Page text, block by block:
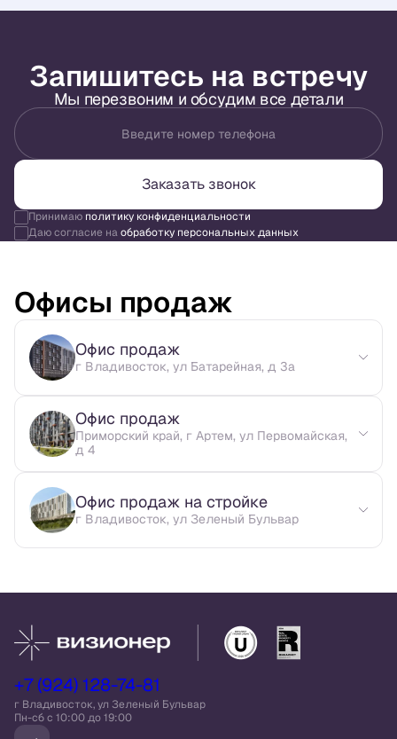
Запишитесь на встречу
Мы перезвоним и обсудим все детали
Введите номер телефона
Заказать звонок
Принимаю политику конфиденциальности
Даю согласие наобработку персональных данных
Офисы продаж
Офис продаж
г Владивосток, ул Батарейная, д 3а
Офис продаж
Приморский край, г Артем, ул Первомайская,
д 4
Офис продаж на стройке
г Владивосток, ул Зеленый Бульвар
+7 (924) 128-74-81
г Владивосток, ул Зеленый Бульвар
Пн-сб c 10:00 до 19:00